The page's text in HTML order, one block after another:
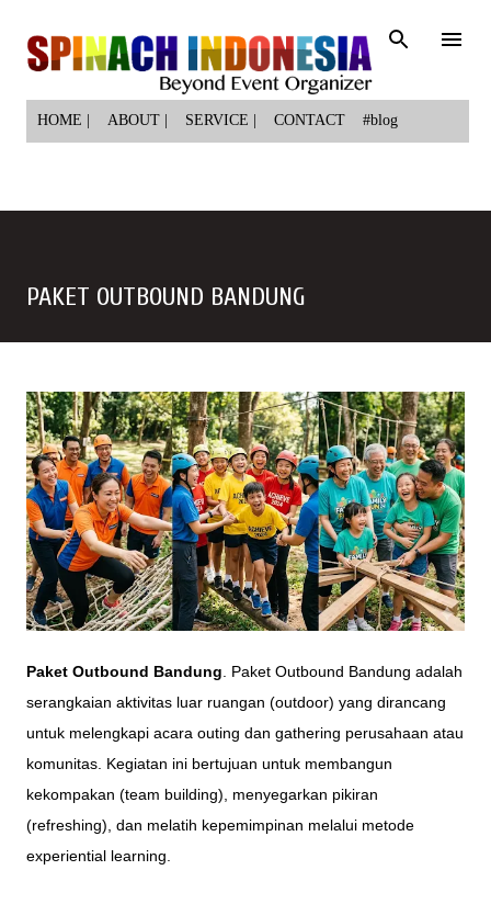
HOME | ABOUT | SERVICE | CONTACT #blog
PAKET OUTBOUND BANDUNG
Paket Outbound Bandung . Paket Outbound Bandung adalah
serangkaian aktivitas luar ruangan (outdoor) yang dirancang
untuk melengkapi acara outing dan gathering perusahaan atau
komunitas. Kegiatan ini bertujuan untuk membangun
kekompakan (team building), menyegarkan pikiran
(refreshing), dan melatih kepemimpinan melalui metode
experiential learning.